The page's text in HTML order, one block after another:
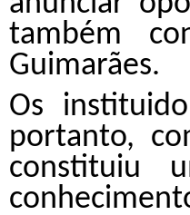
também
Guimarães.
Os
portanto,
constituiu